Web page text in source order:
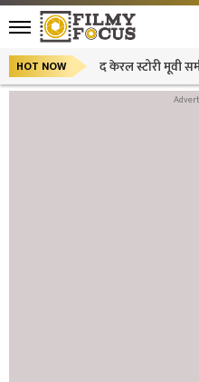
HOT NOW द केरल स्टोरी मूवी